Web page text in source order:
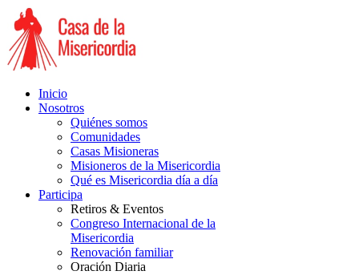
Inicio
Nosotros
Quiénes somos
Comunidades
Casas Misioneras
Misioneros de la Misericordia
Qué es Misericordia día a día
Participa
Retiros & Eventos
Congreso Internacional de la
Misericordia
Renovación familiar
Oración Diaria